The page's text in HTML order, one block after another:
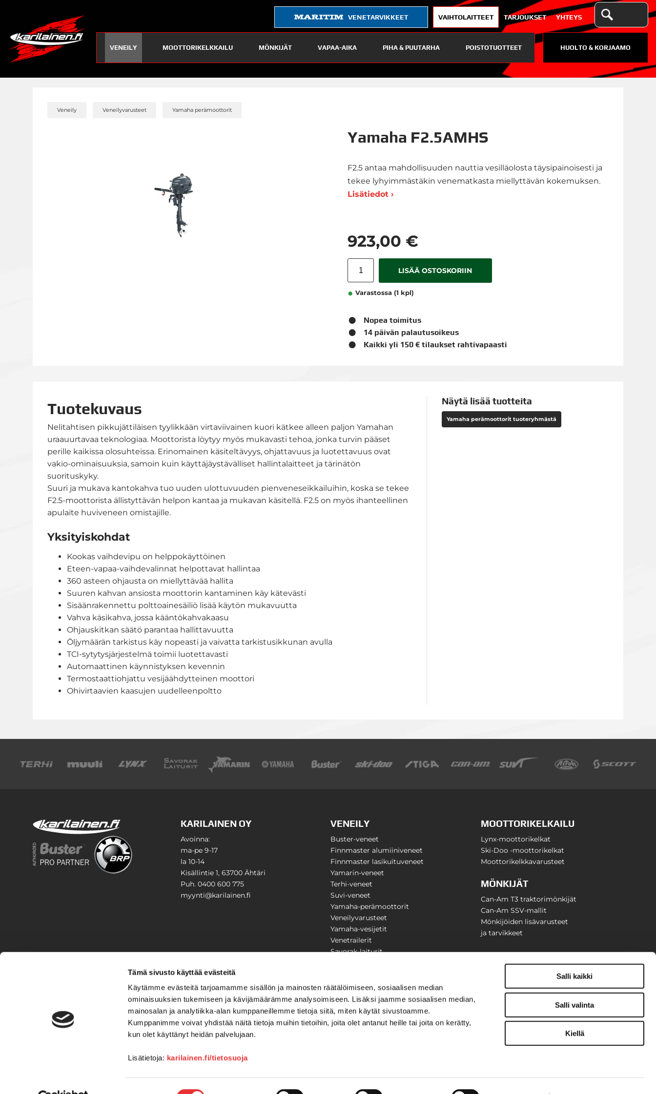
Tämä sivusto käyttää evästeitä
Käytämme evästeitä tarjoamamme sisällön ja mainosten räätälöimiseen, sosiaalisen median
ominaisuuksien tukemiseen ja kävijämäärämme analysoimiseen. Lisäksi jaamme sosiaalisen median,
mainosalan ja analytiikka-alan kumppaneillemme tietoja siitä, miten käytät sivustoamme.
Kumppanimme voivat yhdistää näitä tietoja muihin tietoihin, joita olet antanut heille tai joita on kerätty,
kun olet käyttänyt heidän palvelujaan.
Lisätietoja: karilainen.fi/tietosuoja
Salli kaikki
Salli valinta
Kiellä
VENETARVIKKEET VAIHTOLAITTEET TARJOUKSET YHTEYS
VENEILY MOOTTORIKELKKAILU MÖNKIJÄT VAPAA-AIKA PIHA & PUUTARHA POISTOTUOTTEET HUOLTO & KORJAAMO
Veneily Veneilyvarusteet Yamaha perämoottorit
Yamaha F2.5AMHS
F2.5 antaa mahdollisuuden nauttia vesilläolosta täysipainoisesti ja
tekee lyhyimmästäkin venematkasta miellyttävän kokemuksen.
Lisätiedot ›
923,00 €
LISÄÄ OSTOSKORIIN
Varastossa (1 kpl)
Nopea toimitus
14 päivän palautusoikeus
Kaikki yli 150 € tilaukset rahtivapaasti
Tuotekuvaus
Nelitahtisen pikkujättiläisen tyylikkään virtaviivainen kuori kätkee alleen paljon Yamahan
uraauurtavaa teknologiaa. Moottorista löytyy myös mukavasti tehoa, jonka turvin pääset
perille kaikissa olosuhteissa. Erinomainen käsiteltävyys, ohjattavuus ja luotettavuus ovat
vakio-ominaisuuksia, samoin kuin käyttäjäystävälliset hallintalaitteet ja tärinätön
suorituskyky.
Suuri ja mukava kantokahva tuo uuden ulottuvuuden pienveneseikkailuihin, koska se tekee
F2.5-moottorista ällistyttävän helpon kantaa ja mukavan käsitellä. F2.5 on myös ihanteellinen
apulaite huviveneen omistajille.
Yksityiskohdat
Kookas vaihdevipu on helppokäyttöinen
Eteen-vapaa-vaihdevalinnat helpottavat hallintaa
360 asteen ohjausta on miellyttävää hallita
Suuren kahvan ansiosta moottorin kantaminen käy kätevästi
Sisäänrakennettu polttoainesäiliö lisää käytön mukavuutta
Vahva käsikahva, jossa kääntökahvakaasu
Ohjauskitkan säätö parantaa hallittavuutta
Öljymäärän tarkistus käy nopeasti ja vaivatta tarkistusikkunan avulla
TCI-sytytysjärjestelmä toimii luotettavasti
Automaattinen käynnistyksen kevennin
Termostaattiohjattu vesijäähdytteinen moottori
Ohivirtaavien kaasujen uudelleenpoltto
Näytä lisää tuotteita
Yamaha perämoottorit tuoteryhmästä
KARILAINEN OY
Avoinna:
ma-pe 9-17
la 10-14
Kisällintie 1, 63700 Ähtäri
Puh. 0400 600 775
myynti@karilainen.fi
VENEILY
Buster-veneet
Finnmaster alumiiniveneet
Finnmaster lasikuituveneet
Yamarin-veneet
Terhi-veneet
Suvi-veneet
Yamaha-perämoottorit
Veneilyvarusteet
Yamaha-vesijetit
Venetrailerit
Savorak-laiturit
MOOTTORIKELKAILU
Lynx-moottorikelkat
Ski-Doo -moottorikelkat
Moottorikelkkavarusteet
MÖNKIJÄT
Can-Am T3 traktorimönkijät
Can-Am SSV-mallit
Mönkijöiden lisävarusteet
ja tarvikkeet
PIHA & PUUTARHA
Stiga
VAIHTOLAITTEET
Veneet
Kelkat ja mönkijät
Yritysesittely
Yhteystiedot
Huolto ja korjaamo
Ajankohtaista